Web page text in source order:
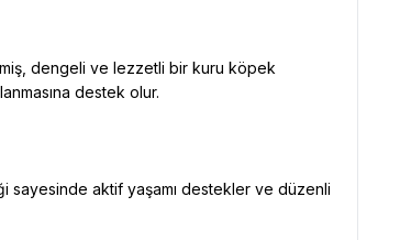
dengeli ve lezzetli bir kuru köpek
destek olur.
sayesinde aktif yaşamı destekler ve düzenli